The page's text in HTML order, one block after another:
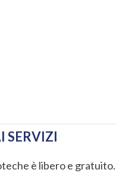
SERVIZI
è libero e gratuito.